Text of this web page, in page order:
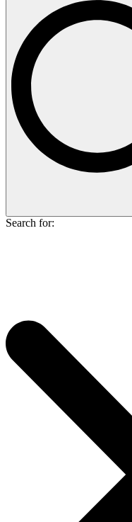
Search for: